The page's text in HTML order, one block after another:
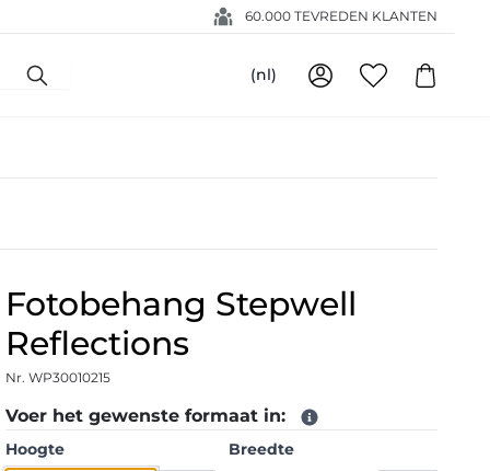
60.000 TEVREDEN KLANTEN
(nl)
Fotobehang Stepwell
Reflections
Nr. WP30010215
Voer het gewenste formaat in:
Hoogte
Breedte